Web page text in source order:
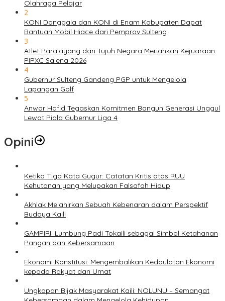
Olahraga Pelajar
2
KONI Donggala dan KONI di Enam Kabupaten Dapat
Bantuan Mobil Hiace dari Pemprov Sulteng
3
Atlet Paralayang dari Tujuh Negara Meriahkan Kejuaraan
PIPXC Salena 2026
4
Gubernur Sulteng Gandeng PGP untuk Mengelola
Lapangan Golf
5
Anwar Hafid Tegaskan Komitmen Bangun Generasi Unggul
Lewat Piala Gubernur Liga 4
Opini
Ketika Tiga Kata Gugur: Catatan Kritis atas RUU
Kehutanan yang Melupakan Falsafah Hidup
Akhlak Melahirkan Sebuah Kebenaran dalam Perspektif
Budaya Kaili
GAMPIRI: Lumbung Padi Tokaili sebagai Simbol Ketahanan
Pangan dan Kebersamaan
Ekonomi Konstitusi: Mengembalikan Kedaulatan Ekonomi
kepada Rakyat dan Umat
Ungkapan Bijak Masyarakat Kaili: NOLUNU – Semangat